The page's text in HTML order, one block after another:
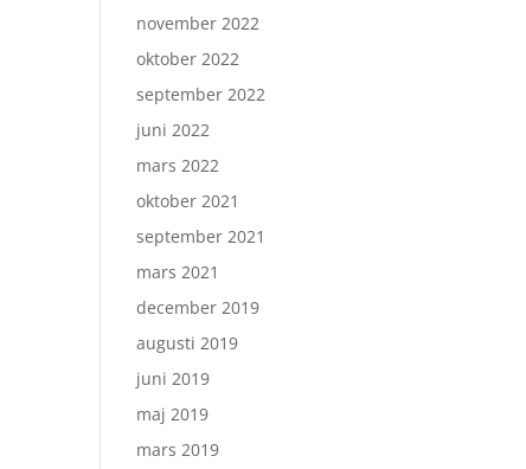
november 2022
oktober 2022
september 2022
juni 2022
mars 2022
oktober 2021
september 2021
mars 2021
december 2019
augusti 2019
juni 2019
maj 2019
mars 2019